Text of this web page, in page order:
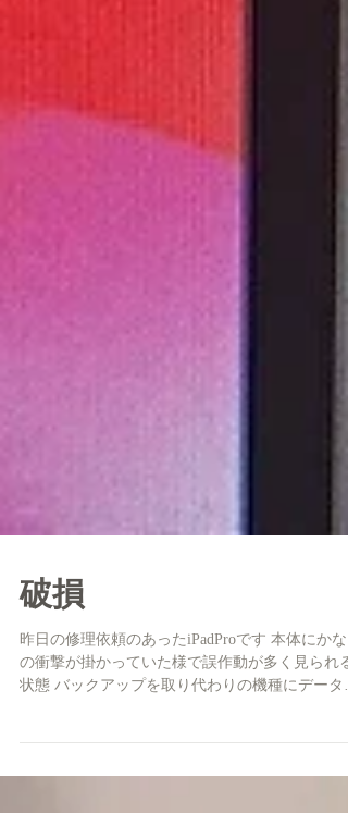
破損
昨日の修理依頼のあったiPadProです 本体にかなり
行するも 謎のエラー 基盤の点検もするが中身の破